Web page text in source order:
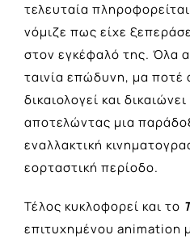
τελευταία
νόμιζε πως είχε
στον εγκέφαλό της. Όλα
ταινία επώδυνη, μα ποτέ
δικαιολογεί και
αποτελώντας μια
εναλλακτική
εορταστική περίοδο.
Τέλος κυκλοφορεί και το
επιτυχημένου animation